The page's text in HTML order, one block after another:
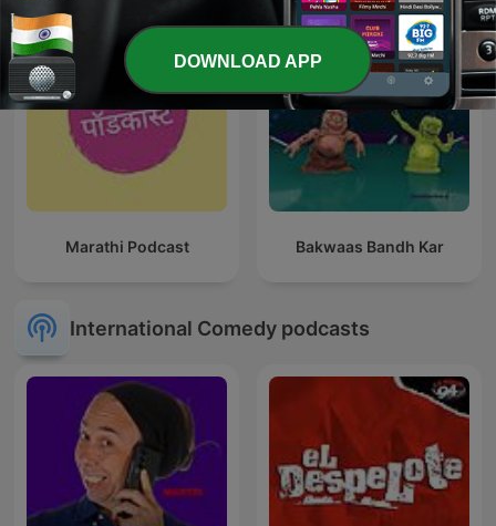
Marathi Podcast Bakwaas Bandh Kar
International Comedy podcasts
DOWNLOAD APP